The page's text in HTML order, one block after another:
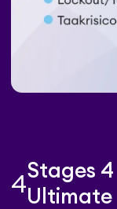
4
Stages
Ultimate